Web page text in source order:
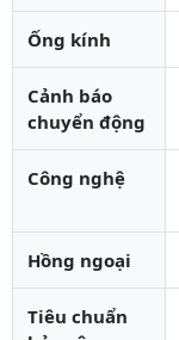
Ống kính
Cảnh báo
chuyển động
Công nghệ
Hồng ngoại
Tiêu chuẩn